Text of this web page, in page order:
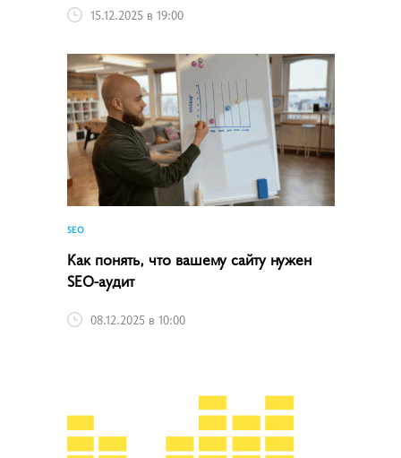
15.12.2025 в 19:00
SEO
Как понять, что вашему сайту нужен
SEO-аудит
08.12.2025 в 10:00